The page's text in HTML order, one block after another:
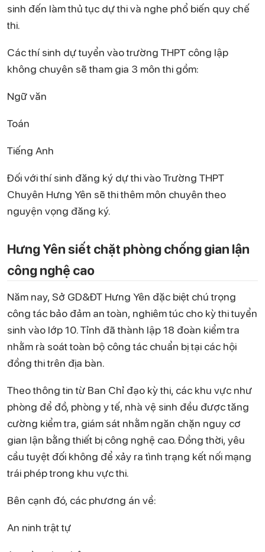
sinh đến làm thủ tục dự thi và nghe phổ biến quy chế
thi.
Các thí sinh dự tuyển vào trường THPT công lập
không chuyên sẽ tham gia 3 môn thi gồm:
Ngữ văn
Toán
Tiếng Anh
Đối với thí sinh đăng ký dự thi vào Trường THPT
Chuyên Hưng Yên sẽ thi thêm môn chuyên theo
nguyện vọng đăng ký.
Hưng Yên siết chặt phòng chống gian lận
công nghệ cao
Năm nay, Sở GD&ĐT Hưng Yên đặc biệt chú trọng
công tác bảo đảm an toàn, nghiêm túc cho kỳ thi tuyển
sinh vào lớp 10. Tỉnh đã thành lập 18 đoàn kiểm tra
nhằm rà soát toàn bộ công tác chuẩn bị tại các hội
đồng thi trên địa bàn.
Theo thông tin từ Ban Chỉ đạo kỳ thi, các khu vực như
phòng để đồ, phòng y tế, nhà vệ sinh đều được tăng
cường kiểm tra, giám sát nhằm ngăn chặn nguy cơ
gian lận bằng thiết bị công nghệ cao. Đồng thời, yêu
cầu tuyệt đối không để xảy ra tình trạng kết nối mạng
trái phép trong khu vực thi.
Bên cạnh đó, các phương án về:
An ninh trật tự